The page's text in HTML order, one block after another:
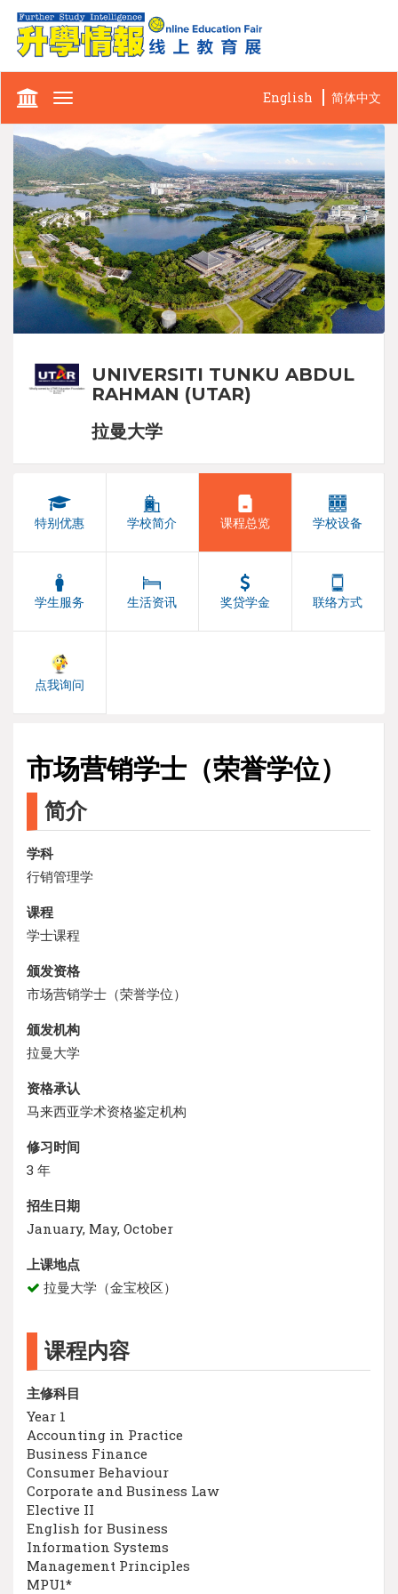
Toggle
English 简体中文
UNIVERSITI TUNKU ABDUL
RAHMAN (UTAR)
拉曼大学
特别优惠 学校简介 课程总览 学校设备
学生服务 生活资讯 奖贷学金 联络方式
点我询问
市场营销学士（荣誉学位）
简介
学科
行销管理学
课程
学士课程
颁发资格
市场营销学士（荣誉学位）
颁发机构
拉曼大学
资格承认
马来西亚学术资格鉴定机构
修习时间
3 年
招生日期
January, May, October
上课地点
拉曼大学（金宝校区）
课程内容
主修科目
Year 1
Accounting in Practice
Business Finance
Consumer Behaviour
Corporate and Business Law
Elective II
English for Business
Information Systems
Management Principles
MPU1*